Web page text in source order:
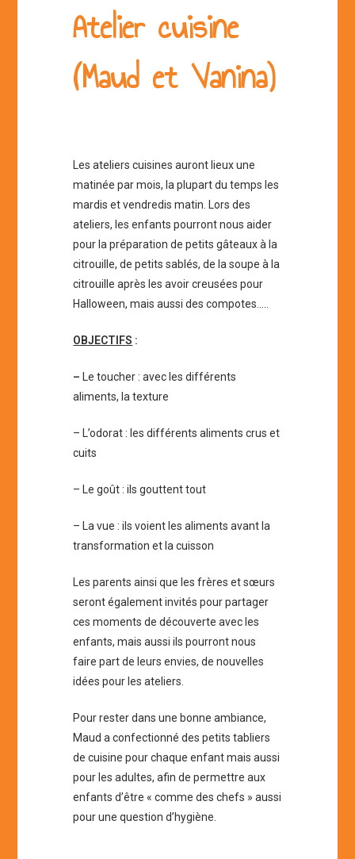
Atelier cuisine
(Maud et Vanina)
Les ateliers cuisines auront lieux une
matinée par mois, la plupart du temps les
mardis et vendredis matin. Lors des
ateliers, les enfants pourront nous aider
pour la préparation de petits gâteaux à la
citrouille, de petits sablés, de la soupe à la
citrouille après les avoir creusées pour
Halloween, mais aussi des compotes…..
OBJECTIFS :
–
Le toucher : avec les différents
aliments, la texture
– L’odorat : les différents aliments crus et
cuits
– Le goût : ils gouttent tout
– La vue : ils voient les aliments avant la
transformation et la cuisson
Les parents ainsi que les frères et sœurs
seront également invités pour partager
ces moments de découverte avec les
enfants, mais aussi ils pourront nous
faire part de leurs envies, de nouvelles
idées pour les ateliers.
Pour rester dans une bonne ambiance,
Maud a confectionné des petits tabliers
de cuisine pour chaque enfant mais aussi
pour les adultes, afin de permettre aux
enfants d’être « comme des chefs » aussi
pour une question d’hygiène.